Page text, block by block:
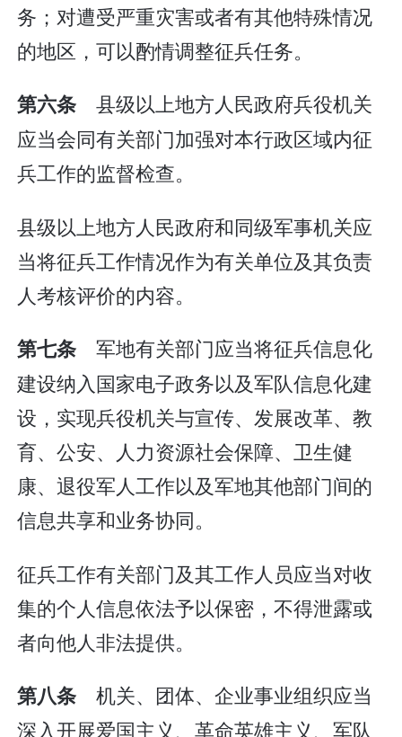
务；对遭受严重灾害或者有其他特殊情况
的地区，可以酌情调整征兵任务。
第六条 县级以上地方人民政府兵役机关
应当会同有关部门加强对本行政区域内征
兵工作的监督检查。
县级以上地方人民政府和同级军事机关应
当将征兵工作情况作为有关单位及其负责
人考核评价的内容。
第七条 军地有关部门应当将征兵信息化
建设纳入国家电子政务以及军队信息化建
设，实现兵役机关与宣传、发展改革、教
育、公安、人力资源社会保障、卫生健
康、退役军人工作以及军地其他部门间的
信息共享和业务协同。
征兵工作有关部门及其工作人员应当对收
集的个人信息依法予以保密，不得泄露或
者向他人非法提供。
第八条 机关、团体、企业事业组织应当
深入开展爱国主义、革命英雄主义、军队